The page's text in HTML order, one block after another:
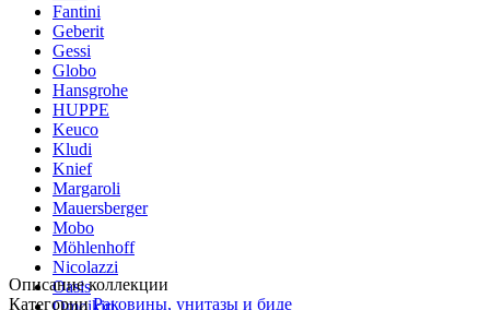
Fantini
Geberit
Gessi
Globo
Hansgrohe
HUPPE
Keuco
Kludi
Knief
Margaroli
Mauersberger
Mobo
Möhlenhoff
Nicolazzi
Oasis
Omoikiri
Описание коллекции
Категории Раковины, унитазы и биде